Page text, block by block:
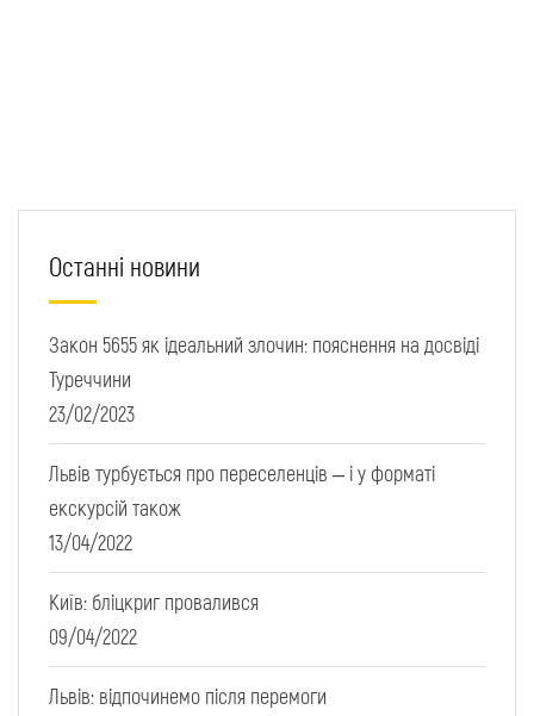
Останні новини
Закон 5655 як ідеальний злочин: пояснення на досвіді
Туреччини
23/02/2023
Львів турбується про переселенців – і у форматі
екскурсій також
13/04/2022
Київ: бліцкриг провалився
09/04/2022
Львів: відпочинемо після перемоги